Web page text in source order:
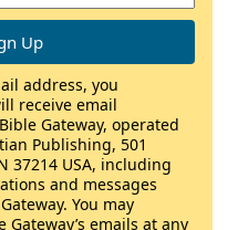
address, you
receive email
Gateway, operated
Publishing, 501
37214 USA, including
and messages
You may
emails at any